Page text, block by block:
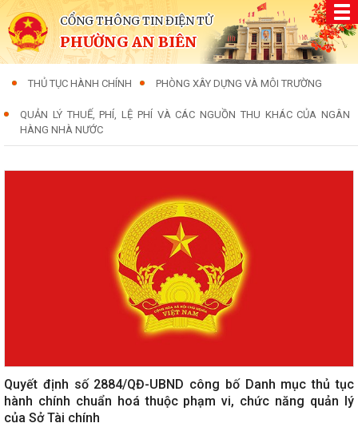
CỔNG THÔNG TIN ĐIỆN TỬ
PHƯỜNG AN BIÊN
THỦ TỤC HÀNH CHÍNH PHÒNG XÂY DỰNG VÀ MÔI TRƯỜNG
QUẢN LÝ THUẾ, PHÍ, LỆ PHÍ VÀ CÁC NGUỒN THU KHÁC CỦA NGÂN
HÀNG NHÀ NƯỚC
Quyết định số 2884/QĐ-UBND công bố Danh mục thủ tục
hành chính chuẩn hoá thuộc phạm vi, chức năng quản lý
của Sở Tài chính